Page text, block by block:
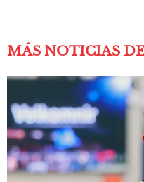
MÁS NOTICIAS